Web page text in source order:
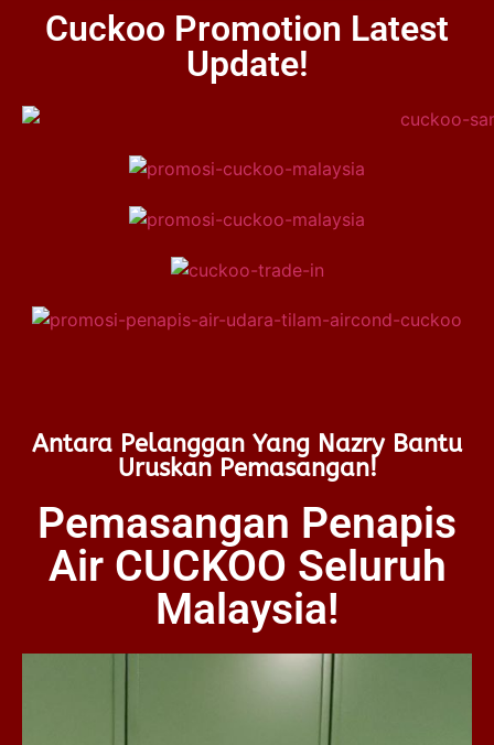
Cuckoo Promotion Latest
Update!
Antara Pelanggan Yang Nazry Bantu
Uruskan Pemasangan!
Pemasangan Penapis
Air CUCKOO Seluruh
Malaysia!